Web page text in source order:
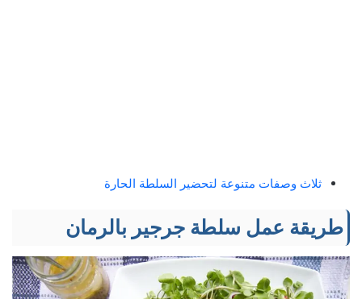
ثلاث وصفات متنوعة لتحضير السلطة الحارة
طريقة عمل سلطة جرجير بالرمان